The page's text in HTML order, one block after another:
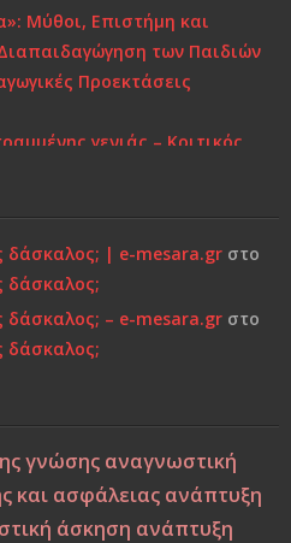
Μύθοι, Επιστήμη και
των Παιδιών
Προεκτάσεις
γενιάς – Κριτικός
“τώρα”..!
μέρα… Μήπως είναι πια πολύ
και Κοινωνία σε
δάσκαλος; | e-mesara.gr στο
δάσκαλος;
δάσκαλος; – e-mesara.gr στο
δάσκαλος;
γνώσης αναγνωστική
και ασφάλειας ανάπτυξη
άσκηση ανάπτυξη